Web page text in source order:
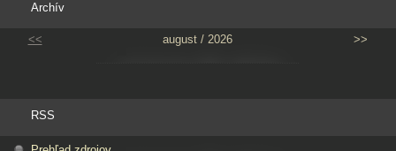
Archív
<< august / 2026 >>
RSS